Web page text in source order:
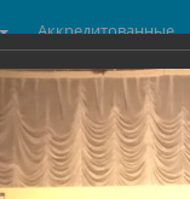
Аккредитованные
центры
форум 1С для